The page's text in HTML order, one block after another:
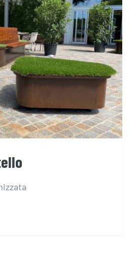
– Portello